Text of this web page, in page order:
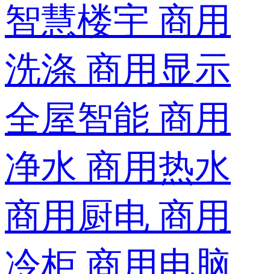
智慧楼宇 商用
洗涤 商用显示
全屋智能 商用
净水 商用热水
商用厨电 商用
冷柜 商用电脑